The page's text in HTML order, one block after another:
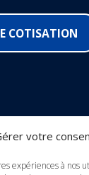
votre
expériences à nos
COTISATION